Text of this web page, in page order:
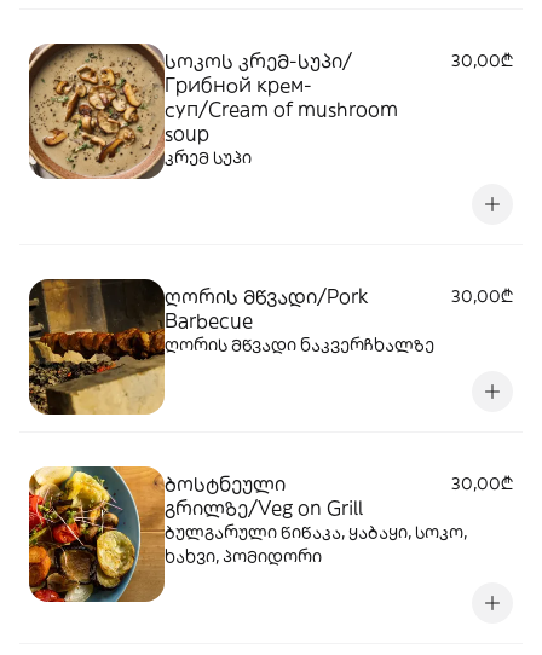
სოკოს კრემ-სუპი/
Грибной крем-
суп/Cream of mushroom
soup
30,00₾
კრემ სუპი
ღორის მწვადი/Pork
Barbecue
30,00₾
ღორის მწვადი ნაკვერჩხალზე
ბოსტნეული
გრილზე/Veg on Grill
30,00₾
ბულგარული წიწაკა, ყაბაყი, სოკო,
ხახვი, პომიდორი